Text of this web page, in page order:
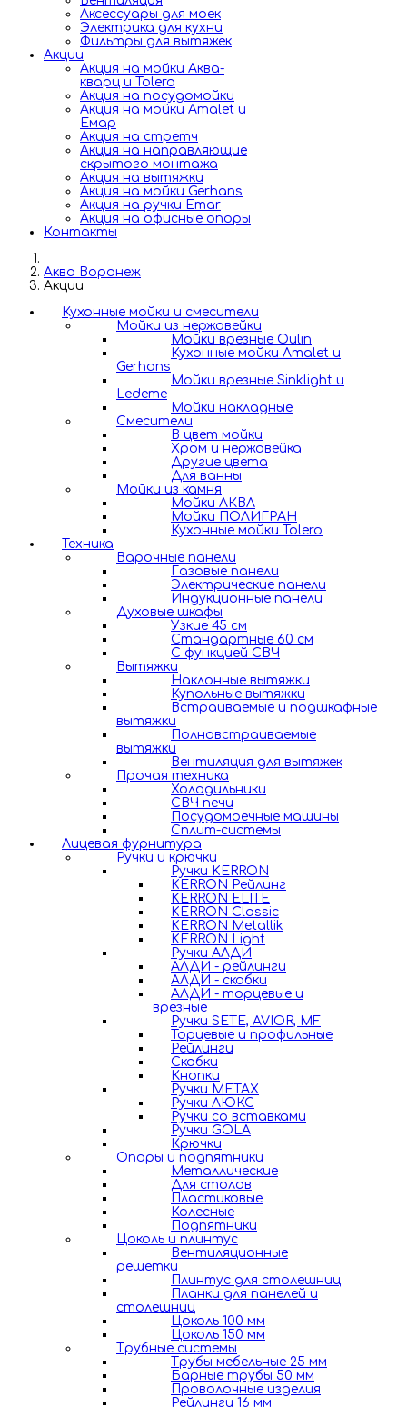
Аксессуары для моек
Электрика для кухни
Фильтры для вытяжек
Акции
Акция на мойки Аква-
кварц и Tolero
Акция на посудомойки
Акция на мойки Amalet и
Емар
Акция на стретч
Акция на направляющие
скрытого монтажа
Акция на вытяжки
Акция на мойки Gerhans
Акция на ручки Emar
Акция на офисные опоры
Контакты
Аква Воронеж
Акции
Кухонные мойки и смесители
Мойки из нержавейки
Мойки врезные Oulin
Кухонные мойки Amalet и
Gerhans
Мойки врезные Sinklight и
Ledeme
Мойки накладные
Смесители
В цвет мойки
Хром и нержавейка
Другие цвета
Для ванны
Мойки из камня
Мойки АКВА
Мойки ПОЛИГРАН
Кухонные мойки Tolero
Техника
Варочные панели
Газовые панели
Электрические панели
Индукционные панели
Духовые шкафы
Узкие 45 см
Стандартные 60 см
С функцией СВЧ
Вытяжки
Наклонные вытяжки
Купольные вытяжки
Встраиваемые и подшкафные
вытяжки
Полновстраиваемые
вытяжки
Вентиляция для вытяжек
Прочая техника
Холодильники
СВЧ печи
Посудомоечные машины
Сплит-системы
Лицевая фурнитура
Ручки и крючки
Ручки KERRON
KERRON Рейлинг
KERRON ELITE
KERRON Classic
KERRON Metallik
KERRON Light
Ручки АЛДИ
АЛДИ - рейлинги
АЛДИ - скобки
АЛДИ - торцевые и
врезные
Ручки SETE, AVIOR, MF
Торцевые и профильные
Рейлинги
Скобки
Кнопки
Ручки METAX
Ручки ЛЮКС
Ручки со вставками
Ручки GOLA
Крючки
Опоры и подпятники
Металлические
Для столов
Пластиковые
Колесные
Подпятники
Цоколь и плинтус
Вентиляционные
решетки
Плинтус для столешниц
Планки для панелей и
столешниц
Цоколь 100 мм
Цоколь 150 мм
Трубные системы
Трубы мебельные 25 мм
Барные трубы 50 мм
Проволочные изделия
Рейлинги 16 мм